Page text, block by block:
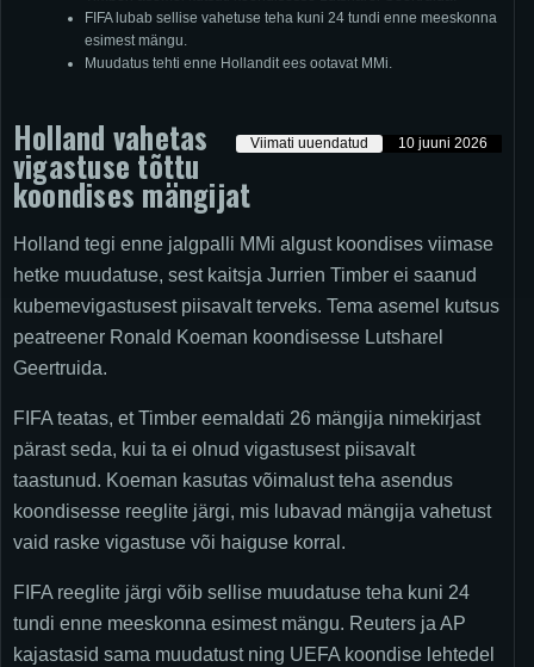
FIFA lubab sellise vahetuse teha kuni 24 tundi enne meeskonna
esimest mängu.
Muudatus tehti enne Hollandit ees ootavat MMi.
Viimati uuendatud 10 juuni 2026
Holland vahetas
vigastuse tõttu
koondises mängijat
Holland tegi enne jalgpalli MMi algust koondises viimase
hetke muudatuse, sest kaitsja Jurrien Timber ei saanud
kubemevigastusest piisavalt terveks. Tema asemel kutsus
peatreener Ronald Koeman koondisesse Lutsharel
Geertruida.
FIFA teatas, et Timber eemaldati 26 mängija nimekirjast
pärast seda, kui ta ei olnud vigastusest piisavalt
taastunud. Koeman kasutas võimalust teha asendus
koondisesse reeglite järgi, mis lubavad mängija vahetust
vaid raske vigastuse või haiguse korral.
FIFA reeglite järgi võib sellise muudatuse teha kuni 24
tundi enne meeskonna esimest mängu. Reuters ja AP
kajastasid sama muudatust ning UEFA koondise lehtedel